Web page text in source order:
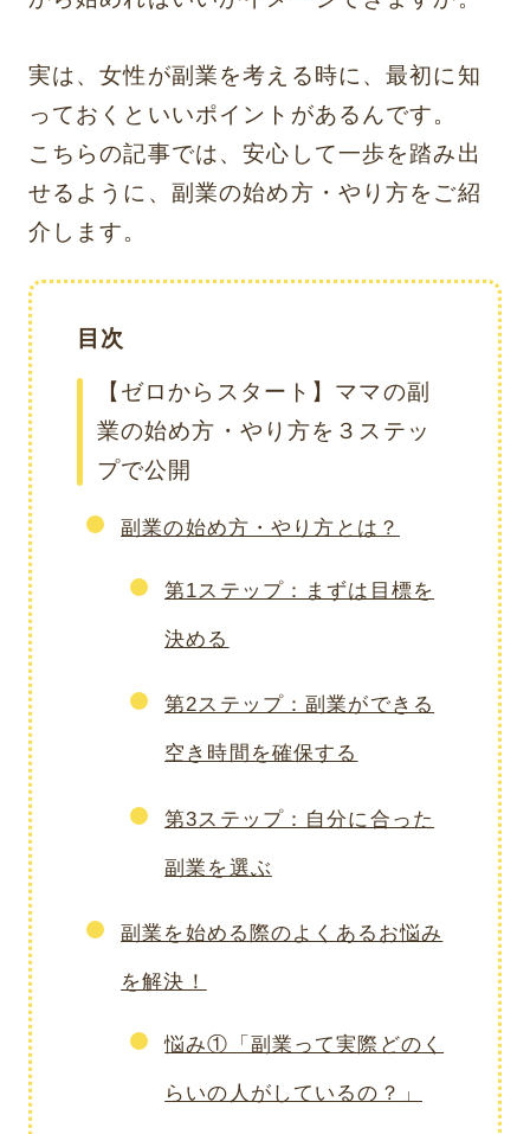
実は、女性が副業を考える時に、最初に知
っておくといいポイントがあるんです。
こちらの記事では、安心して一歩を踏み出
せるように、副業の始め方・やり方をご紹
介します。
目次
【ゼロからスタート】ママの副
業の始め方・やり方を３ステッ
プで公開
副業の始め方・やり方とは？
第1ステップ：まずは目標を
決める
第2ステップ：副業ができる
空き時間を確保する
第3ステップ：自分に合った
副業を選ぶ
副業を始める際のよくあるお悩み
を解決！
悩み①「副業って実際どのく
らいの人がしているの？」